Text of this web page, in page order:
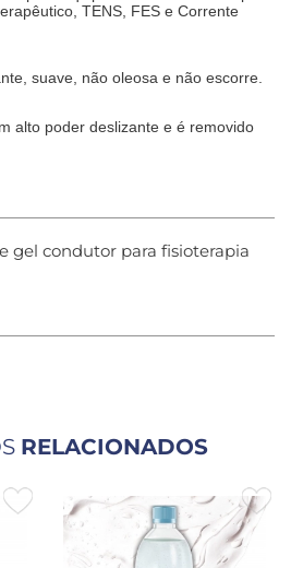
TENS, FES e Corrente
suave, não oleosa e não escorre.
alto poder deslizante e é removido
gel condutor para fisioterapia
RELACIONADOS